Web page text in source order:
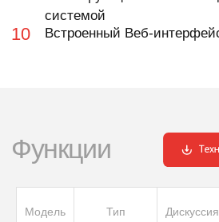
Модель Тип Дискуссия
Осталисьвопросы?
E-mail
Сообщение